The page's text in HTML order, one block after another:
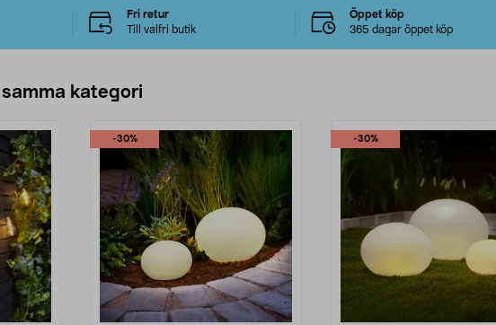
Fri retur
Till valfri butik
Öppet köp
365 dagar öppet köp
kategori
-30% -30%